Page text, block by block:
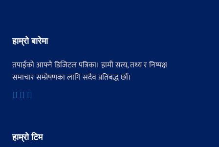
हाम्रो बारेमा
तपाईंको आफ्नै डिजिटल पत्रिका। हामी सत्य, तथ्य र निष्पक्ष
समाचार सम्प्रेषणका लागि सदैव प्रतिबद्ध छौं।
हाम्रो टिम